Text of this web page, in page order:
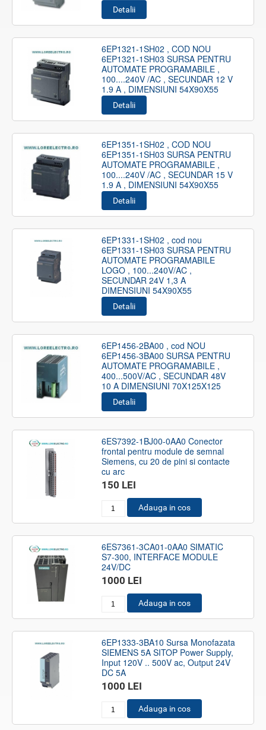
Detalii
6EP1321-1SH02 , COD NOU
6EP1321-1SH03 SURSA PENTRU
AUTOMATE PROGRAMABILE ,
100....240V /AC , SECUNDAR 12 V
1.9 A , DIMENSIUNI 54X90X55
Detalii
6EP1351-1SH02 , COD NOU
6EP1351-1SH03 SURSA PENTRU
AUTOMATE PROGRAMABILE ,
100....240V /AC , SECUNDAR 15 V
1.9 A , DIMENSIUNI 54X90X55
Detalii
6EP1331-1SH02 , cod nou
6EP1331-1SH03 SURSA PENTRU
AUTOMATE PROGRAMABILE
LOGO , 100...240V/AC ,
SECUNDAR 24V 1,3 A
DIMENSIUNI 54X90X55
Detalii
6EP1456-2BA00 , cod NOU
6EP1456-3BA00 SURSA PENTRU
AUTOMATE PROGRAMABILE ,
400...500V/AC , SECUNDAR 48V
10 A DIMENSIUNI 70X125X125
Detalii
6ES7392-1BJ00-0AA0 Conector
frontal pentru module de semnal
Siemens, cu 20 de pini si contacte
cu arc
150 LEI
Adauga in cos
6ES7361-3CA01-0AA0 SIMATIC
S7-300, INTERFACE MODULE
24V/DC
1000 LEI
Adauga in cos
6EP1333-3BA10 Sursa Monofazata
SIEMENS 5A SITOP Power Supply,
Input 120V .. 500V ac, Output 24V
DC 5A
1000 LEI
Adauga in cos